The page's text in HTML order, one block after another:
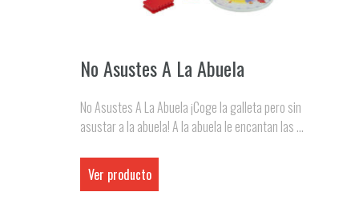
No Asustes A La Abuela
No Asustes A La Abuela ¡Coge la galleta pero sin
asustar a la abuela! A la abuela le encantan las ...
Ver producto